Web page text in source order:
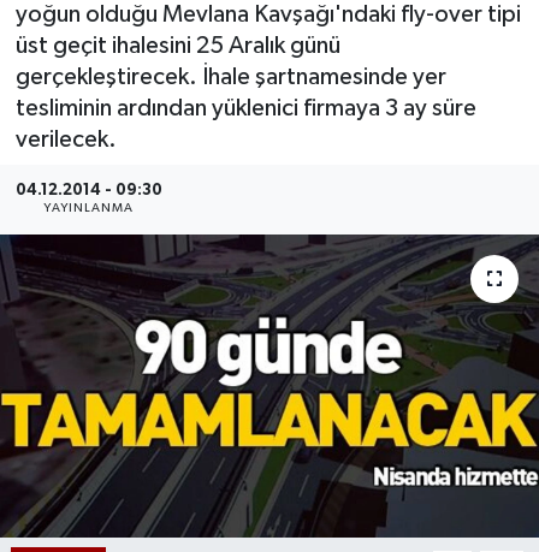
yoğun olduğu Mevlana Kavşağı'ndaki fly-over tipi
üst geçit ihalesini 25 Aralık günü
gerçekleştirecek. İhale şartnamesinde yer
tesliminin ardından yüklenici firmaya 3 ay süre
verilecek.
04.12.2014 - 09:30
YAYINLANMA